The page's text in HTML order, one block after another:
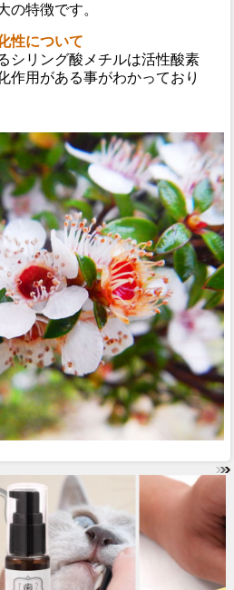
の特徴です。
性について
シリング酸メチルは活性酸素
作用がある事がわかっており